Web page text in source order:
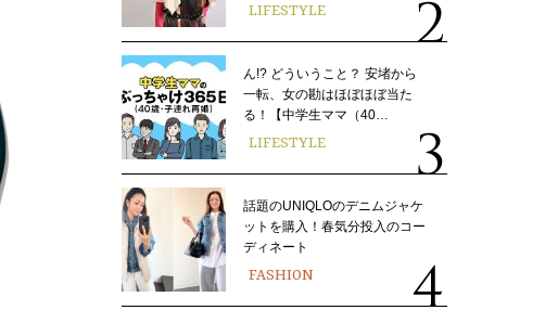
LIFESTYLE
ん!? どういうこと？ 安堵から
一転、女の勘はほぼほぼ当た
る！【中学生ママ（40…
LIFESTYLE
話題のUNIQLOのデニムジャケ
ットを購入！春気分投入のコー
ディネート
FASHION